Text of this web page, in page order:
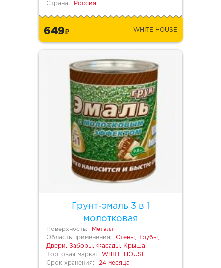
Страна:
Россия
649 WHITE HOUSE
Грунт-эмаль 3 в 1
молотковая
Поверхность:
Металл
Область применения:
Стены, Трубы,
Двери, Заборы, Фасады, Крыша
Торговая марка:
WHITE HOUSE
Срок хранения:
24 месяца